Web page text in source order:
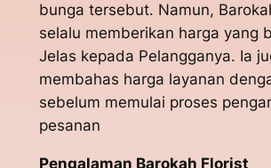
bunga tersebut. Namun,
selalu memberikan harga yang
Jelas kepada Pelangganya. Ia
membahas harga layanan
sebelum memulai proses
pesanan
Pengalaman Barokah Florist